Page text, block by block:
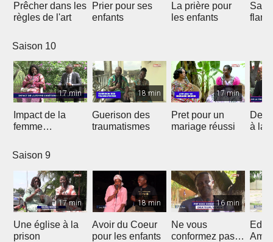
Prêcher dans les
règles de l'art
Prier pour ses
enfants
La prière pour
les enfants
Saison 10
17 min
Impact de la
femme
sa Nation
18 min
Guerison des
traumatismes
17 min
Pret pour un
mariage réussi
De
à la
Saison 9
17 min
Une église à la
prison
18 min
Avoir du Coeur
pour les enfants
16 min
Ne vous
conformez pas